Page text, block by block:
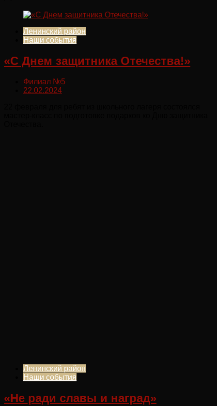
Ленинский район
Наши события
«С Днем защитника Отечества!»
Филиал №5
22.02.2024
Ленинский район
Наши события
«Не ради славы и наград»